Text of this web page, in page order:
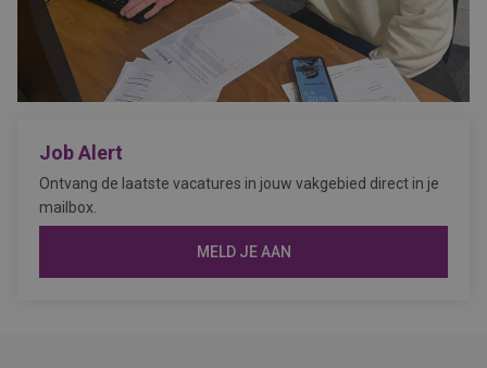
Job Alert
Ontvang de laatste vacatures in jouw vakgebied direct in je
mailbox.
MELD JE AAN